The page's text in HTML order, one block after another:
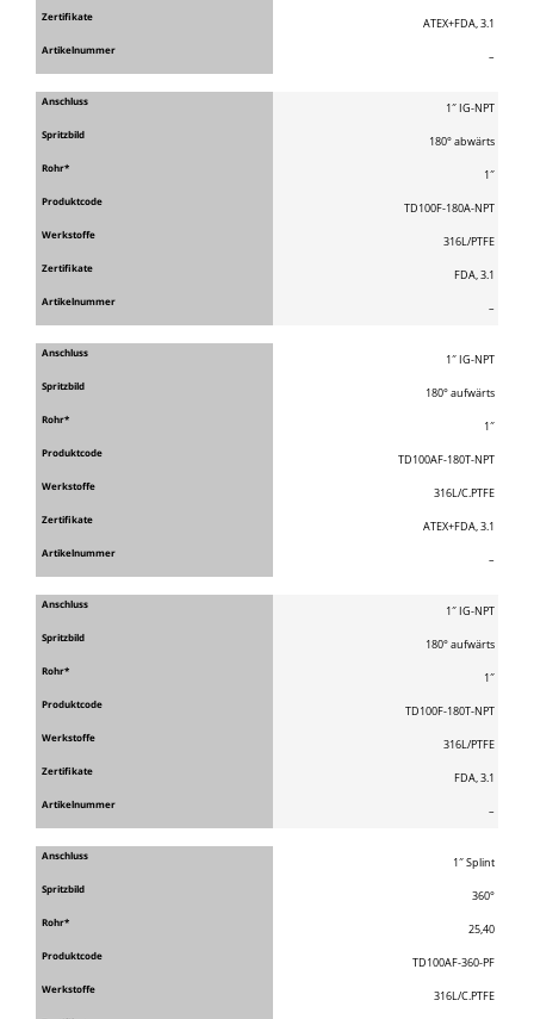
ATEX+FDA, 3.1
–
1″ IG-NPT
180° abwärts
1″
TD100F-180A-NPT
316L/PTFE
FDA, 3.1
–
1″ IG-NPT
180° aufwärts
1″
TD100AF-180T-NPT
316L/C.PTFE
ATEX+FDA, 3.1
–
1″ IG-NPT
180° aufwärts
1″
TD100F-180T-NPT
316L/PTFE
FDA, 3.1
–
1″ Splint
360°
25,40
TD100AF-360-PF
316L/C.PTFE